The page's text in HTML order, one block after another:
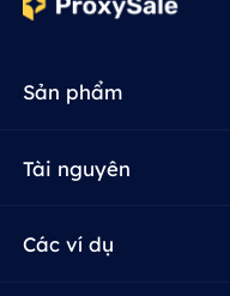
Sản phẩm
Tài nguyên
Các ví dụ